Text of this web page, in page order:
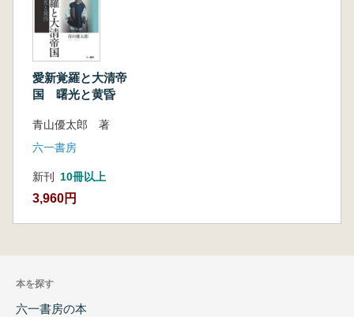
愛新覚羅と大清帝
国 曙光と黄昏
青山優太郎 著
六一書房
新刊 10冊以上
3,960円
本を探す
六一書房の本